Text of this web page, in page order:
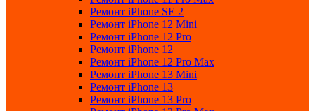
Ремонт iPhone SE 2
Ремонт iPhone 12 Mini
Ремонт iPhone 12 Pro
Ремонт iPhone 12
Ремонт iPhone 12 Pro Max
Ремонт iPhone 13 Mini
Ремонт iPhone 13
Ремонт iPhone 13 Pro